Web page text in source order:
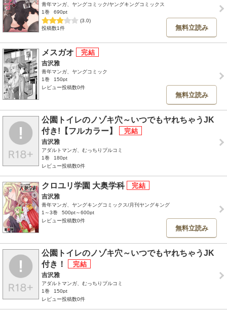
青年マンガ、ヤングコミック/ヤングキングコミックス
1巻
690pt
(3.0)
投稿数1件
無料立読み
メスガオ
吉沢雅
青年マンガ、ヤングコミック
1巻
150pt
レビュー投稿数0件
無料立読み
公園トイレのノゾキ穴～いつでもヤれちゃうJK
付き!【フルカラー】
吉沢雅
アダルトマンガ、むっちりプルコミ
1巻
180pt
レビュー投稿数0件
クロユリ学園 大奥学科
吉沢雅
青年マンガ、ヤングキングコミックス/月刊ヤングキング
1～3巻
500pt～600pt
レビュー投稿数0件
無料立読み
公園トイレのノゾキ穴～いつでもヤれちゃうJK
付き！
吉沢雅
アダルトマンガ、むっちりプルコミ
1巻
150pt
レビュー投稿数0件